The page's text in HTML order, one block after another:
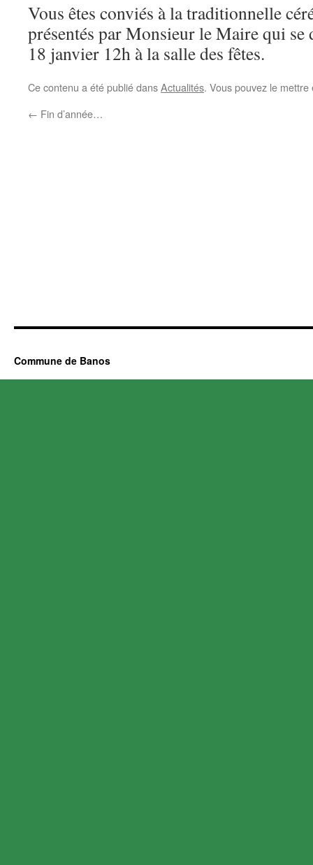
Vous êtes conviés à la traditionnelle
présentés par Monsieur le Maire qui se
18 janvier 12h à la salle des fêtes.
Ce contenu a été publié dansActualités. Vous pouvez le
← Fin d’année…
Commune de Banos